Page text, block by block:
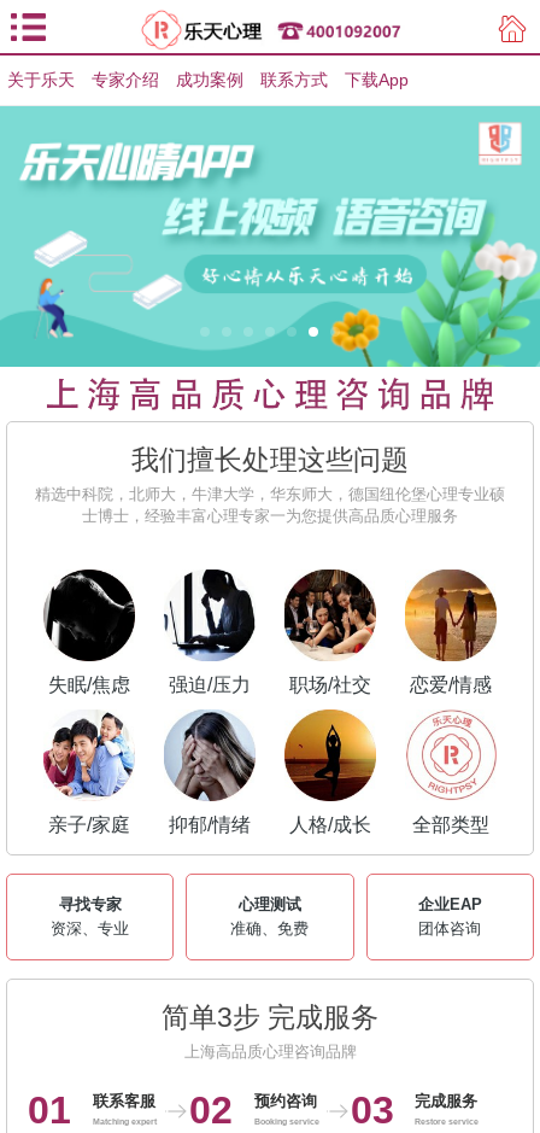
用户登录 用户注册
关于乐天 专家介绍 成功案例 联系方式 下载App
我们擅长处理这些问题
精选中科院，北师大，牛津大学，华东师大，德国纽伦堡心理专业硕
士博士，经验丰富心理专家一为您提供高品质心理服务
失眠/焦虑 强迫/压力 职场/社交 恋爱/情感
亲子/家庭 抑郁/情绪 人格/成长 全部类型
寻找专家
资深、专业
心理测试
准确、免费
企业EAP
团体咨询
简单3步 完成服务
上海高品质心理咨询品牌
01 联系客服
Matching expert 02 预约咨询
Booking service 03 完成服务
Restore service